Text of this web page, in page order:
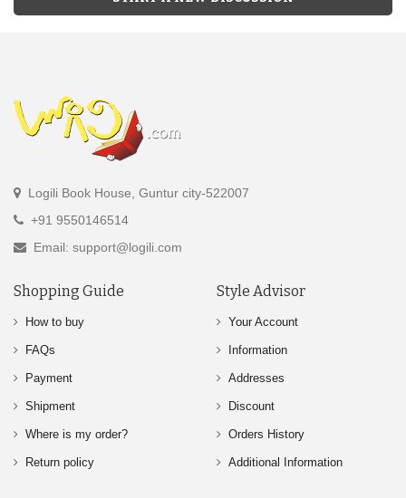
Logili Book House, Guntur city-522007
+91 9550146514
Email: support@logili.com
Shopping Guide
How to buy
FAQs
Payment
Shipment
Where is my order?
Return policy
Style Advisor
Your Account
Information
Addresses
Discount
Orders History
Additional Information